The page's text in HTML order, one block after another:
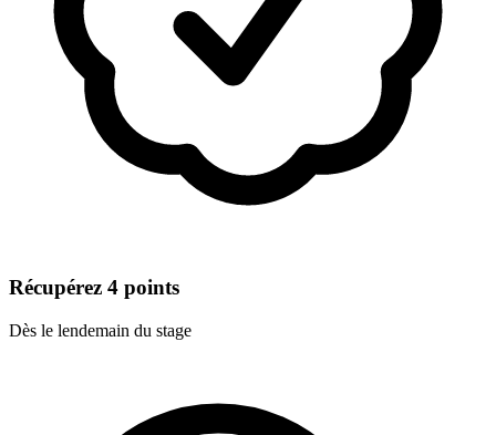
Récupérez 4 points
Dès le lendemain du stage